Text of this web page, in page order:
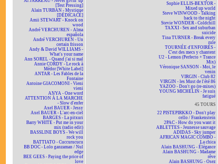
[Test Pressing]
Alain TURBAN - Mystique
[DÉDICACÉ]
Amii STEWART - Knock on
wood
André VERCHUREN - Alma
española
André VERCHUREN - Un
certain frisson
Andy & David WILLIAMS -
What's your name
Ann SOREL - Quand j'ai si mal
Annie CORDY - Le rock à
Médor [White Label]
ANTAR - Les Fables de la
Fontaine
Antoine GIACOMONI - Vieni
vieni
ANYA - One word
ATTENTION À LA MARCHE
- Slow d'enfer
Axel BAUER - Jessy
Axel BAUER - L'arc-en-ciel
BARGES - La pitxuri
Barry WHITE - Put me in your
mix (radio edit)
BASSLINE BOYS - We will
rock you
BATTIATO - Cuccurucucu
BB DOC - Lolo ganzaman / Nul
edge
BEE GEES - Paying the price of
love
Sophie ELLIS-BEXTOR -
Mixed up world
Steve WINWOOD - Talking
back to the night
Stevie WONDER - Coldchill
TAXXI - Sex and suburban
suicide
Tina TURNER - Break every
rule
TOURNÉE d'ENFOIRÉS -
C'est des mecs y chantent
U2 - Lemon (Perfecto + Trance
Mix)
Véronique SANSON - Moi, le
venin
VIRGIN - Club 82
VIRGIN - les Must de l'été 86
YAZOO - Don't go (re-mixes)
YOUNG MICHELIN - Je suis
fatigué
45 TOURS
22 PISTEPIRKKO - Don't play
cello / Frankenstein
2PAC - How do you want it
ABLETTES - Jeunesse sauvage
ADIDAS - Sky jumper
AFRICAN MAGIC COMBO -
La chica
Alain BASHUNG - Élégance
Alain BASHUNG - Madame
rêve
Alain BASHUNG - Osez